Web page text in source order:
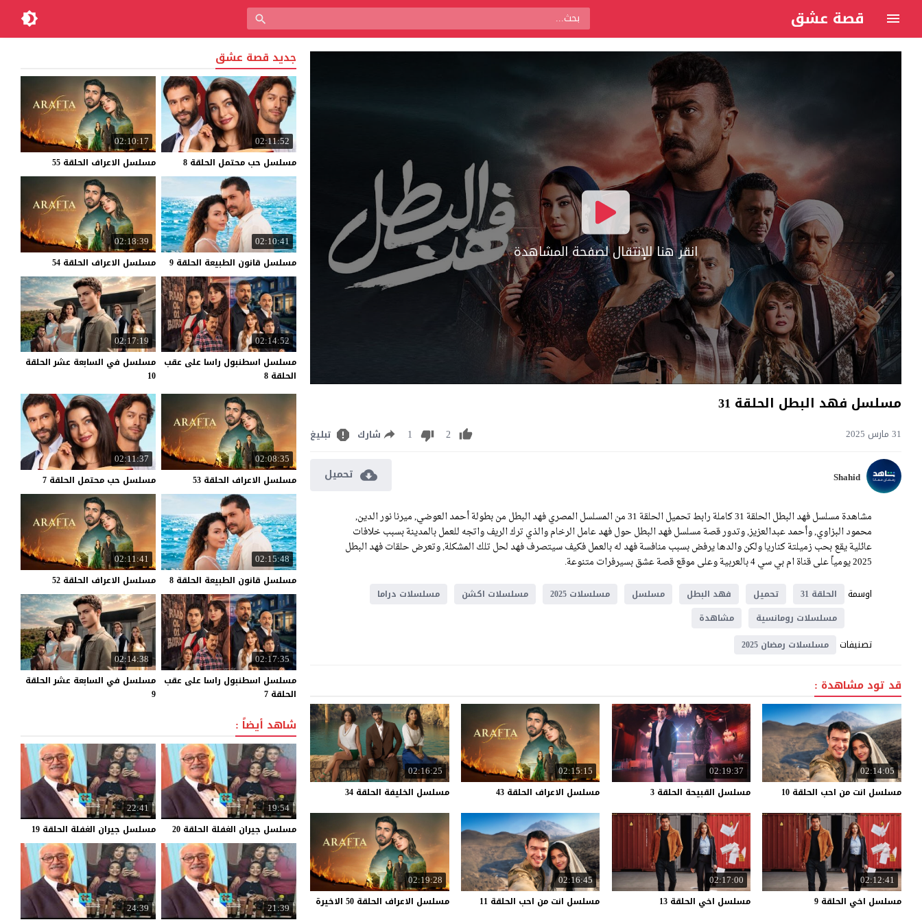
قصة عشق
انقر هنا للإنتقال لصفحة المشاهدة
مسلسل فهد البطل الحلقة 31
31 مارس 2025 2
1 شارك تبليغ
Shahid تحميل
مشاهدة مسلسل فهد البطل الحلقة 31 كاملة رابط تحميل الحلقة 31 من المسلسل المصري فهد البطل من بطولة أحمد العوضي, ميرنا نور الدين,
محمود البزاوي, وأحمد عبدالعزيز, وتدور قصة مسلسل فهد البطل حول فهد عامل الرخام والذي ترك الريف واتجه للعمل بالمدينة بسبب خلافات
عائلية يقع بحب زميلتة كناريا ولكن والدها يرفض بسبب منافسة فهد له بالعمل فكيف سيتصرف فهد لحل تلك المشكلة, وتعرض حلقات فهد البطل
2025 يومياً على قناة ام بي سي 4 بالعربية وعلى موقع قصة عشق بسيرفرات متنوعة.
اوسمة
الحلقة 31 تحميل فهد البطل مسلسل مسلسلات 2025 مسلسلات اكشن
مسلسلات دراما
مسلسلات رومانسية
مشاهدة
تصنيفات مسلسلات رمضان 2025
قد تود مشاهدة :
02:14:05
مسلسل انت من احب الحلقة 10
02:19:37
مسلسل القبيحة الحلقة 3
02:15:15
مسلسل الاعراف الحلقة 43
02:16:25
مسلسل الخليفة الحلقة 34
02:12:41
مسلسل اخي الحلقة 9
02:17:00
مسلسل اخي الحلقة 13
02:16:45
مسلسل انت من احب الحلقة 11
02:19:28
مسلسل الاعراف الحلقة 50 الاخيرة
جديد قصة عشق
02:11:52
مسلسل حب محتمل الحلقة 8
02:10:17
مسلسل الاعراف الحلقة 55
02:10:41
مسلسل قانون الطبيعة الحلقة 9
02:18:39
مسلسل الاعراف الحلقة 54
02:14:52
مسلسل اسطنبول راسا على عقب
الحلقة 8
02:17:19
مسلسل في السابعة عشر الحلقة
10
02:08:35
مسلسل الاعراف الحلقة 53
02:11:37
مسلسل حب محتمل الحلقة 7
02:15:48
مسلسل قانون الطبيعة الحلقة 8
02:11:41
مسلسل الاعراف الحلقة 52
02:17:35
مسلسل اسطنبول راسا على عقب
الحلقة 7
02:14:38
مسلسل في السابعة عشر الحلقة
9
شاهد أيضاً :
19:54
مسلسل جيران الغفلة الحلقة 20
22:41
مسلسل جيران الغفلة الحلقة 19
21:39
24:39